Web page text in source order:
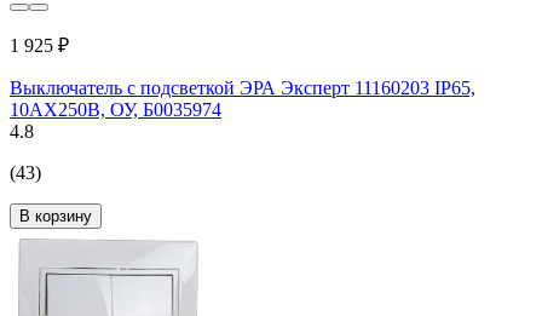
1 925 ₽
Выключатель с подсветкой ЭРА Эксперт 11160203 IP65,
10АХ250В, ОУ, Б0035974
4.8
(43)
В корзину